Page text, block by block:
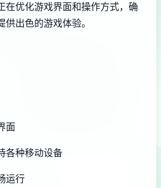
在优化游戏界面和操作方式，确
出色的游戏体验。
面
各种移动设备
运行